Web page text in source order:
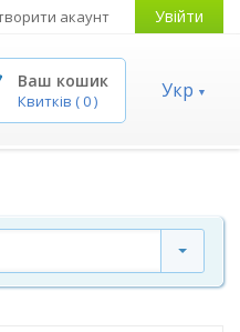
акаунт Увійти
Ваш кошик
Квитків (0) Укр